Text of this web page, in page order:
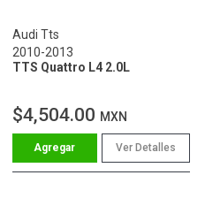
Audi Tts
2010-2013
TTS Quattro L4 2.0L
$4,504.00 MXN
Ver Detalles